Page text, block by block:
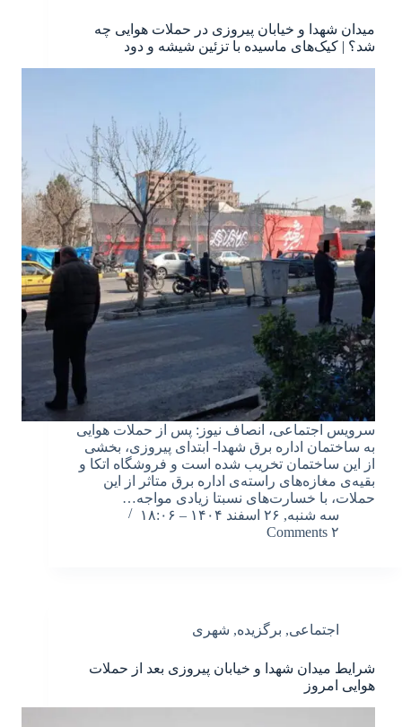
میدان شهدا و خیابان پیروزی در حملات هوایی چه
شد؟ | کیک‌های ماسیده با تزئین شیشه و دود
سرویس اجتماعی، انصاف نیوز: پس از حملات هوایی
به ساختمان اداره برق شهدا- ابتدای پیروزی، بخشی
از این ساختمان تخریب شده است و فروشگاه اتکا و
بقیه‌ی مغازه‌های راسته‌ی اداره برق متاثر از این
حملات، با خسارت‌های نسبتا زیادی مواجه…
سه شنبه, ۲۶ اسفند ۱۴۰۴ – ۱۸:۰۶
۲ Comments
اجتماعی, برگزیده, شهری
شرایط میدان شهدا و خیابان پیروزی بعد از حملات
هوایی امروز